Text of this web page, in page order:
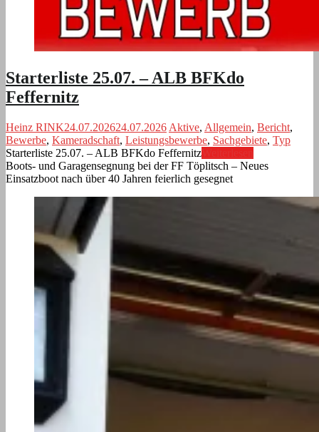
Starterliste 25.07. – ALB BFKdo
Feffernitz
Heinz RINK24.07.202624.07.2026 Aktive, Allgemein, Bericht,
Bewerbe, Kameradschaft, Leistungsbewerbe, Sachgebiete, Typ
Starterliste 25.07. – ALB BFKdo Feffernitz
Boots- und Garagensegnung bei der FF Töplitsch – Neues
Einsatzboot nach über 40 Jahren feierlich gesegnet